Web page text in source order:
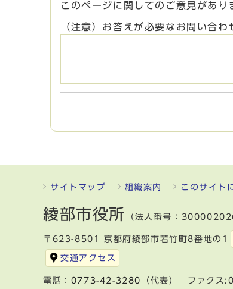
このページに関してのご意見があり
（注意）お答えが必要なお問い合
サイトマップ 組織案内 このサイト
綾部市役所 （法人番号：
〒623-8501 京都府綾部市若竹町8番地の1
交通アクセス
電話： 0773-42-3280 （代表） ファク